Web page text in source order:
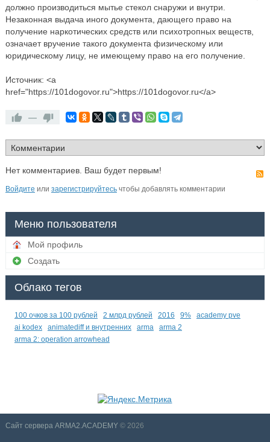
должно производиться мытье стекол снаружи и внутри.
Незаконная выдача иного документа, дающего право на
получение наркотических средств или психотропных веществ,
означает вручение такого документа физическому или
юридическому лицу, не имеющему право на его получение.
Источник: <a
href="https://101dogovor.ru">https://101dogovor.ru</a>
—
Нет комментариев. Ваш будет первым!
Войдите или зарегистрируйтесьчтобы добавлять комментарии
Меню пользователя
Мой профиль
Создать
Облако тегов
100 очков за 100 рублей 2 млрд рублей 2016 9%
academy pve
ai kodex
animatediff и внутренних arma
arma 2
arma 2: operation arrowhead
Сайт сервера ARMA2.ACADEMY© 2026